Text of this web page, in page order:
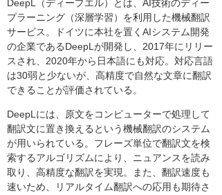
DeepL（ディープエル）とは、AI技術のディー
プラーニング（深層学習）を利用した機械翻訳
サービス。ドイツに本社を置くAIシステム開発
の企業であるDeepLが開発し、2017年にリリー
スされ、2020年から日本語にも対応。対応言語
は30弱と少ないが、高精度で自然な文章に翻訳
できることが評価されている。
DeepLには、原文をコンピューターで処理して
翻訳文に置き換えるという機械翻訳のシステム
が用いられている。フレーズ単位で翻訳文を検
索するアルゴリズムにより、ニュアンスを読み
取り、高精度な翻訳を実現。また、翻訳速度も
速いため、リアルタイム翻訳への応用も期待さ